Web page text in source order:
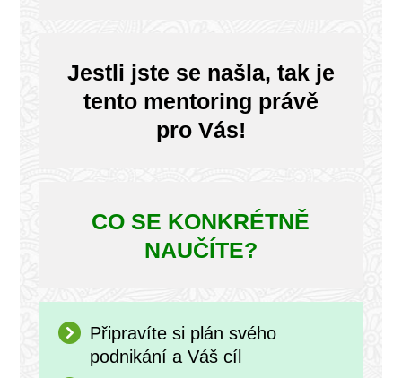
Jestli jste se našla, tak je
tento mentoring právě
pro Vás!
CO SE KONKRÉTNĚ
NAUČÍTE?
Připravíte si plán svého
podnikání a Váš cíl